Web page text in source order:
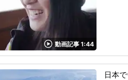
動画記事 1:44
日本